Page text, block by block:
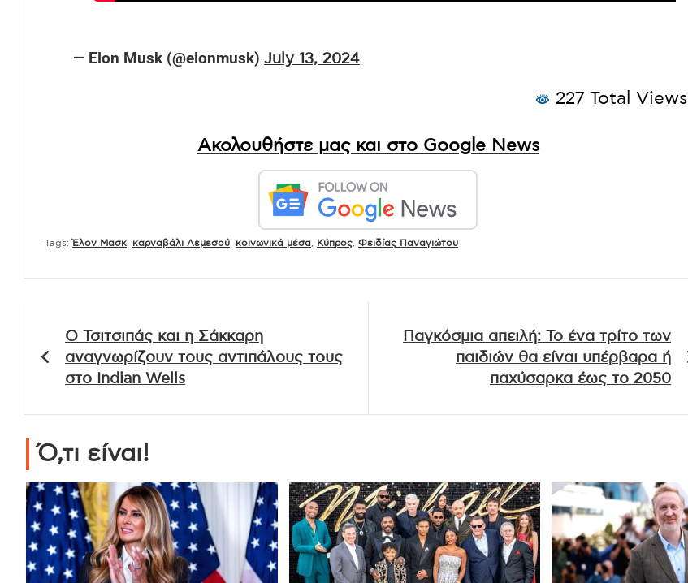
— Elon Musk (@elonmusk) July 13, 2024
227 Total Views
Ακολουθήστε μας και στο Google News
Tags: Έλον Μασκ καρναβάλι Λεμεσού κοινωνικά μέσα Κύπρος Φειδίας Παναγιώτου
άρθρων
Ο Τσιτσιπάς και η Σάκκαρη
αναγνωρίζουν τους αντιπάλους τους
στο Indian Wells
Παγκόσμια απειλή: Το ένα τρίτο των
παιδιών θα είναι υπέρβαρα ή
παχύσαρκα έως το 2050
Ό,τι είναι!